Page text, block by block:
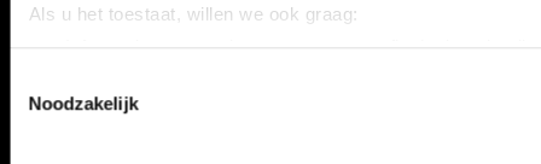
Als u het toestaat, willen we ook graag:
Uw apparaat identificeren door het actief te scannen op
Noodzakelijk